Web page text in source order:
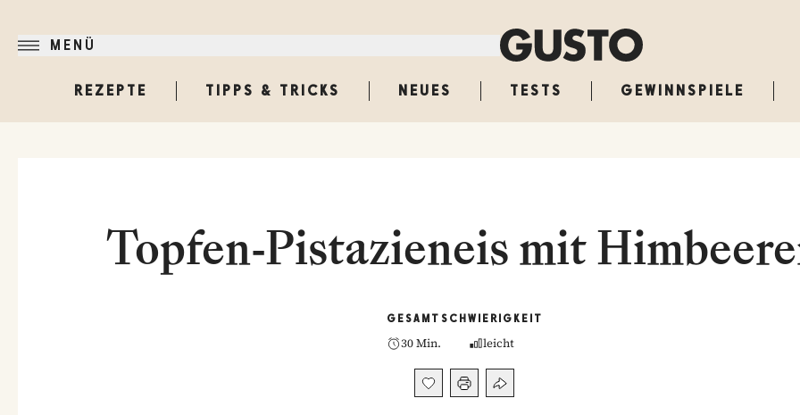
MENÜ
REZEPTE TIPPS & TRICKS NEUES TESTS GEWINNSPIELE
Topfen-Pistazieneis mit
GESAMT
30 Min.
SCHWIERIGKEIT
leicht